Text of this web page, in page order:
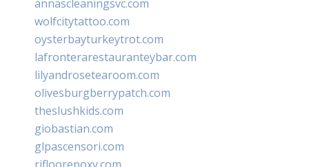
annascleaningsvc.com
wolfcitytattoo.com
oysterbayturkeytrot.com
lafronterarestauranteybar.com
lilyandrosetearoom.com
olivesburgberrypatch.com
theslushkids.com
giobastian.com
glpascensori.com